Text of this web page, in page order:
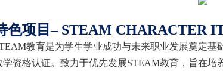
色项目– STEAM CHARACTER
教育是为学生学业成功与未来职业发展奠定基
学资格认证。致力于优先发展STEAM教育，旨在